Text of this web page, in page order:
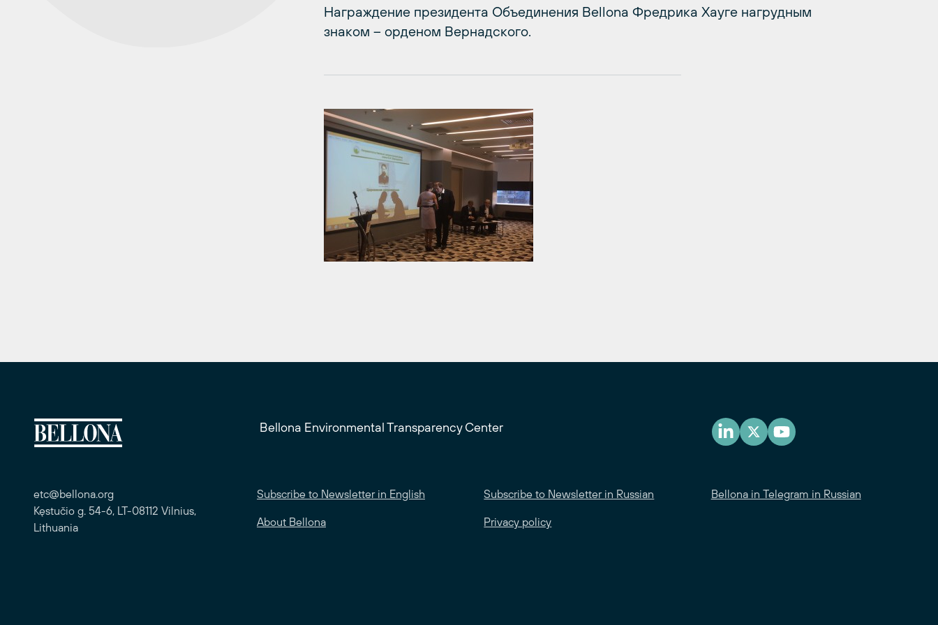
Награждение президента Объединения Bellona Фредрика Хауге нагрудным
знаком – орденом Вернадского.
Bellona Environmental Transparency Center
etc@bellona.org
Kęstučio g. 54-6, LT-08112 Vilnius,
Lithuania
Subscribe to Newsletter in English Subscribe to Newsletter in Russian Bellona in Telegram in Russian
About Bellona Privacy policy